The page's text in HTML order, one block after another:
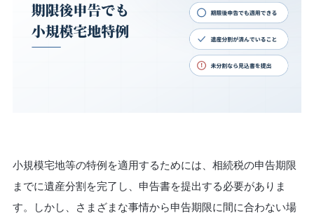
小規模宅地等の特例を適用するためには、相続税の申告期限
までに遺産分割を完了し、申告書を提出する必要がありま
す。しかし、さまざまな事情から申告期限に間に合わない場